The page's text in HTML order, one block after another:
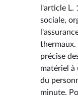
l'article L.
sociale,
thermaux.
précise
matériel à
du
minute.